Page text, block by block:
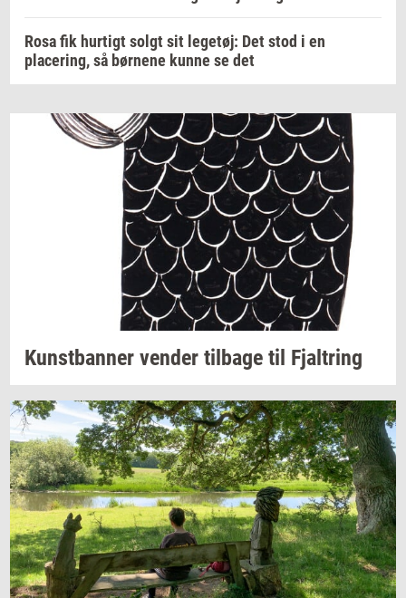
Rosa fik hurtigt solgt sit legetøj: Det stod i en
placering, så børnene kunne se det
Kunst­ban­ner ven­der til­ba­ge til Fjal­tring